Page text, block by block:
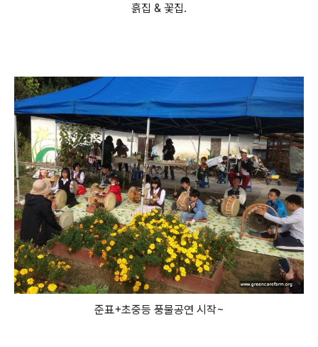
흙집 & 꽃집.
준표+초중등 풍물공연 시작~